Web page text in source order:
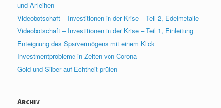
und Anleihen
Videobotschaft – Investitionen in der Krise – Teil 2, Edelmetalle
Videobotschaft – Investitionen in der Krise – Teil 1, Einleitung
Enteignung des Sparvermögens mit einem Klick
Investmentprobleme in Zeiten von Corona
Gold und Silber auf Echtheit prüfen
Archiv